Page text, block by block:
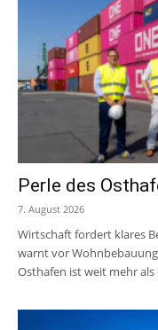
Perle des
7. August 2026
Wirtschaft fordert klares
warnt vor
Osthafen ist weit mehr als